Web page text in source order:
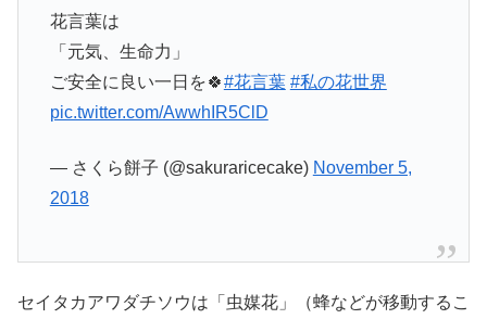
花言葉は
「元気、生命力」
ご安全に良い一日を🍀#花言葉 #私の花世界
pic.twitter.com/AwwhIR5ClD
— さくら餅子 (@sakuraricecake) November 5,
2018
セイタカアワダチソウは「虫媒花」（蜂などが移動するこ